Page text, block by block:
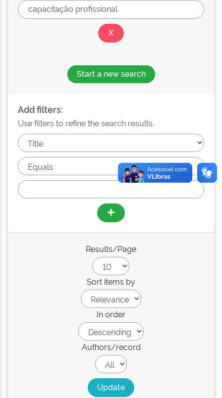
Start a new search
Add filters:
Use filters to refine the search results.
Results/Page
Sort items by
In order
Authors/record